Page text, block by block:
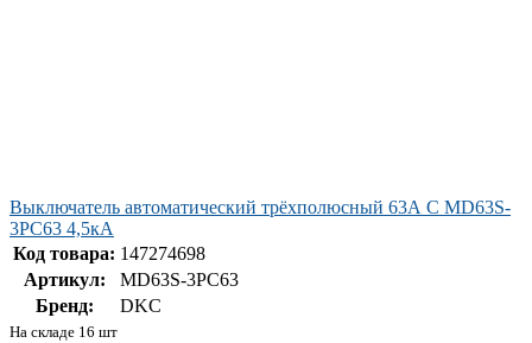
Выключатель автоматический трёхполюсный 63А C MD63S-
3PC63 4,5кА
Код товара: 147274698
Артикул:
MD63S-3PC63
Бренд:
DKC
На складе 16 шт